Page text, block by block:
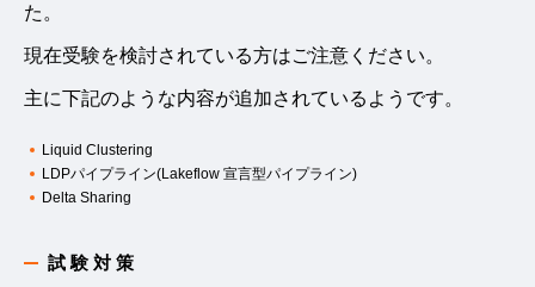
た。
現在受験を検討されている方はご注意ください。
主に下記のような内容が追加されているようです。
Liquid Clustering
LDPパイプライン(Lakeflow 宣言型パイプライン)
Delta Sharing
試験対策